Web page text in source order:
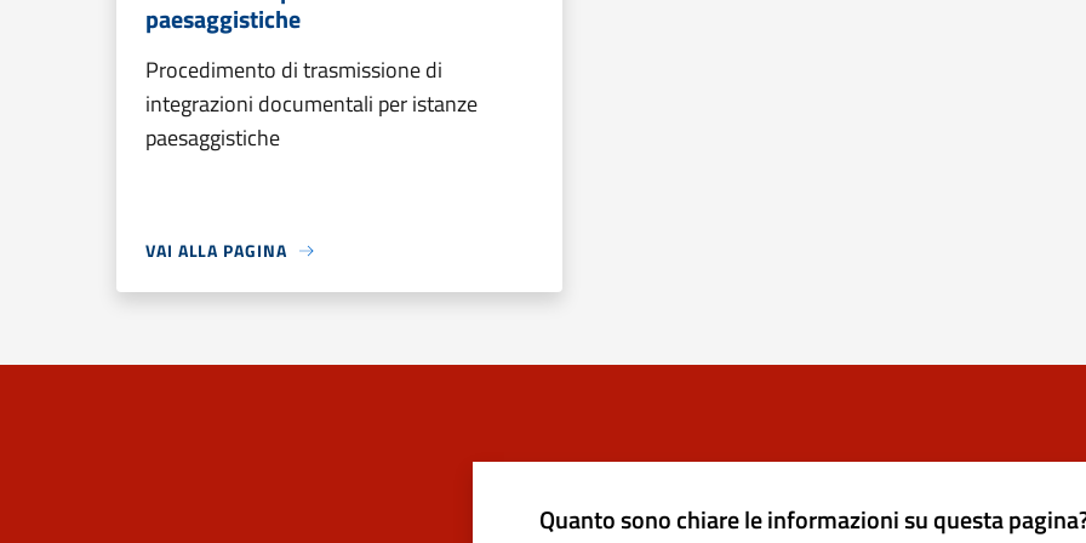
paesaggistiche
Procedimento di trasmissione di
integrazioni documentali per istanze
paesaggistiche
VAI ALLA PAGINA
Quanto sono chiare le informazioni su questa